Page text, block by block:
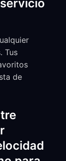
Tus
de